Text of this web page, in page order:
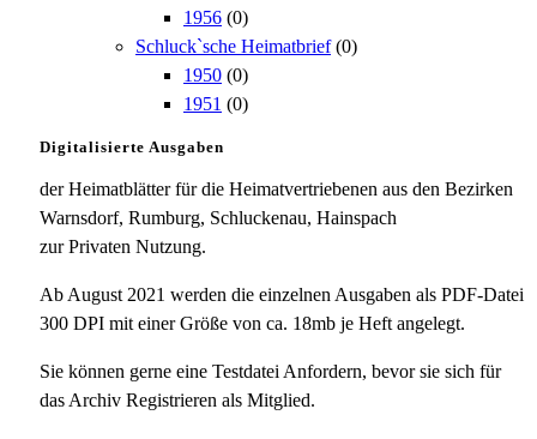
1956 (0)
Schluck`sche Heimatbrief (0)
1950 (0)
1951 (0)
Digitalisierte Ausgaben
der Heimatblätter für die Heimatvertriebenen aus den Bezirken
Warnsdorf, Rumburg, Schluckenau, Hainspach
zur Privaten Nutzung.
Ab August 2021 werden die einzelnen Ausgaben als PDF-Datei
300 DPI mit einer Größe von ca. 18mb je Heft angelegt.
Sie können gerne eine Testdatei Anfordern, bevor sie sich für
das Archiv Registrieren als Mitglied.